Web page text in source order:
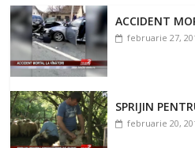
ACCIDENT
februarie 27,
SPRIJIN
februarie 20,